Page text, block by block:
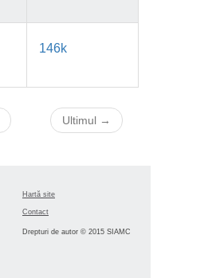
146k
Ultimul →
Hartă site
Contact
Drepturi de autor © 2015 SIAMC